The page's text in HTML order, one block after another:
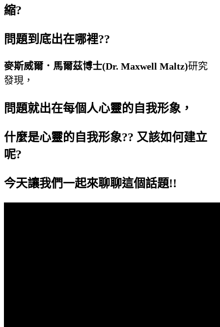
縮?
問題到底出在哪裡??
麥斯威爾．馬爾茲博士(Dr. Maxwell Maltz)研究
發現，
問題就出在每個人心靈的自我形象，
什麼是心靈的自我形象?? 又該如何建立
呢?
今天讓我們一起來聊聊這個話題!!